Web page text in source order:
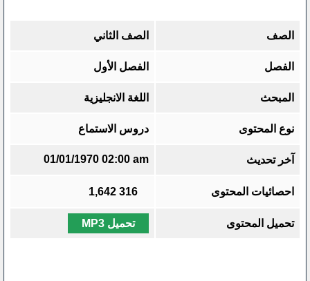
الصف الصف الثاني
الفصل الفصل الأول
المبحث اللغة الانجليزية
نوع المحتوى دروس الاستماع
آخر تحديث 01/01/1970 02:00 am
احصائيات المحتوى 316
1,642
تحميل المحتوى تحميل MP3